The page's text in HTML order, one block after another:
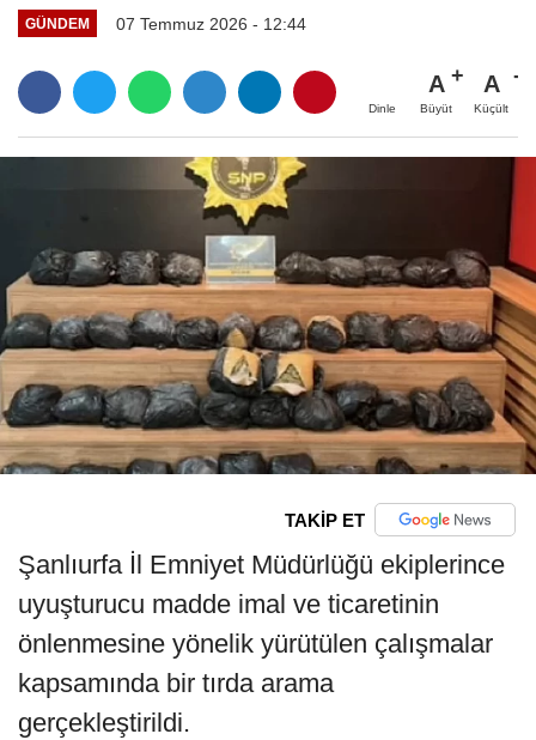
GÜNDEM 07 Temmuz 2026 - 12:44
Dinle
A
Büyüt
A
Küçült
TAKİP ET
Şanlıurfa İl Emniyet Müdürlüğü ekiplerince
uyuşturucu madde imal ve ticaretinin
önlenmesine yönelik yürütülen çalışmalar
kapsamında bir tırda arama
gerçekleştirildi.